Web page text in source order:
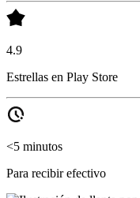
4.9
Estrellas en Play Store
<5 minutos
Para recibir efectivo